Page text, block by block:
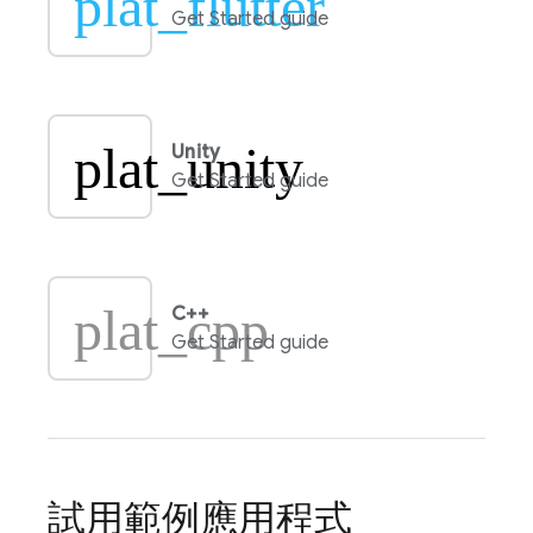
Get Started guide
plat_unity
Unity
Get Started guide
plat_cpp
C++
Get Started guide
試用範例應用程式